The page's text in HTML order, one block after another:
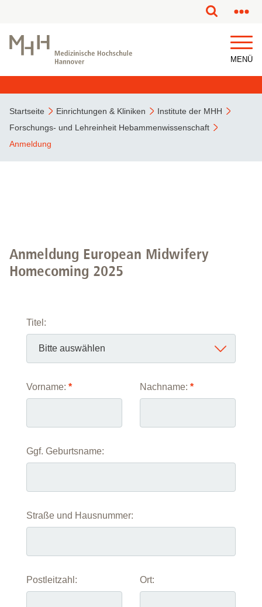
MENÜ
Startseite Einrichtungen & Kliniken
Institute der MHH
Forschungs- und Lehreinheit Hebammenwissenschaft
Anmeldung
Anmeldung European Midwifery
Homecoming 2025
Titel:
Vorname: * Nachname: *
Ggf. Geburtsname:
Straße und Hausnummer:
Postleitzahl: Ort: